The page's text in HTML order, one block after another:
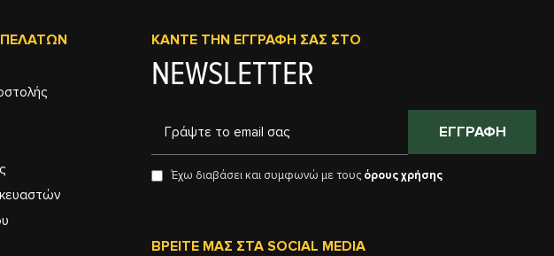
ΚΆΝΤΕ ΤΗΝ ΕΓΓΡΑΦΉ ΣΑΣ ΣΤΟ
NEWSLETTER
ΕΓΓΡΑΦΉ
Έχω διαβάσει και συμφωνώ με τους όρους χρήσης
ΒΡΕΊΤΕ ΜΑΣ ΣΤΑ SOCIAL MEDIA